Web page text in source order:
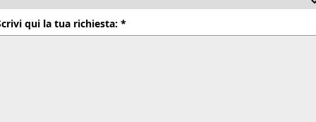
qui la tua richiesta: *